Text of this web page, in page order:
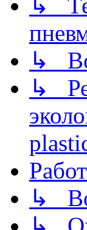
↳
↳
↳
↳